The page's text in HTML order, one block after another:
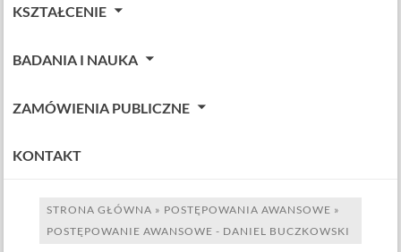
KSZTAŁCENIE
BADANIA I NAUKA
ZAMÓWIENIA PUBLICZNE
KONTAKT
STRONA GŁÓWNA » POSTĘPOWANIA AWANSOWE »
POSTĘPOWANIE AWANSOWE - DANIEL BUCZKOWSKI